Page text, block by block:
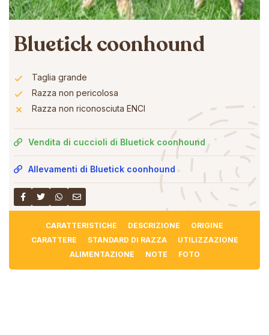
Bluetick coonhound
Taglia grande
Razza non pericolosa
Razza non riconosciuta ENCI
Vendita di cuccioli di Bluetick coonhound
Allevamenti di Bluetick coonhound
CARATTERISTICHE DESCRIZIONE
ORIGINE
CARATTERE
STANDARD DI RAZZA
UTILIZZAZIONE
ALIMENTAZIONE
NOTE FOTO